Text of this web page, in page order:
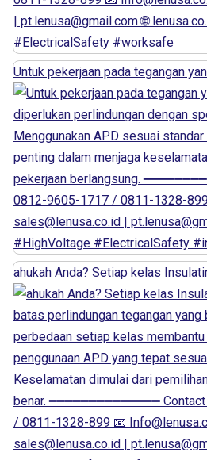
Untuk pekerjaan pada tegangan
ahukah Anda? Setiap kelas